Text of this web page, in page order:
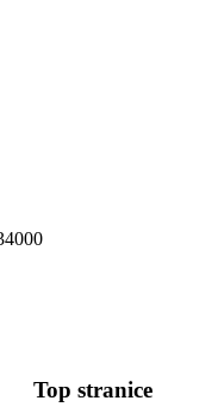
Top stranice